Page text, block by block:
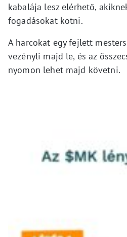
kabalája lesz elérhető,
fogadásokat kötni.
A harcokat egy fejlett
vezényli majd le, és az
nyomon lehet majd követni.